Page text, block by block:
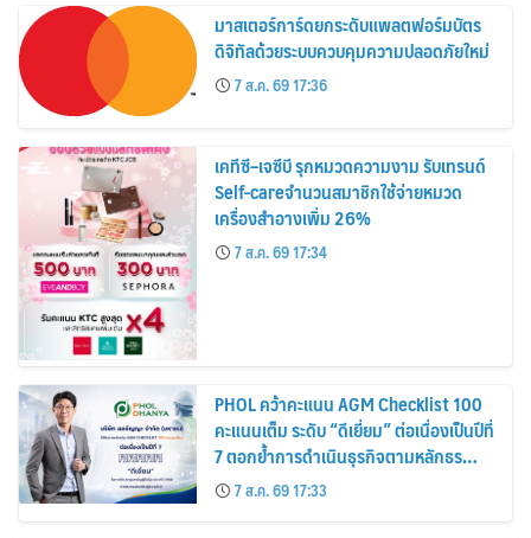
มาสเตอร์การ์ดยกระดับแพลตฟอร์มบัตร
ดิจิทัลด้วยระบบควบคุมความปลอดภัยใหม่
7 ส.ค. 69 17:36
เคทีซี–เจซีบี รุกหมวดความงาม รับเทรนด์
Self-careจำนวนสมาชิกใช้จ่ายหมวด
เครื่องสำอางเพิ่ม 26%
7 ส.ค. 69 17:34
PHOL คว้าคะแนน AGM Checklist 100
คะแนนเต็ม ระดับ “ดีเยี่ยม” ต่อเนื่องเป็นปีที่
7 ตอกย้ำการดำเนินธุรกิจตามหลักธร
รมาภิบาล โปร่งใส สร้างความเชื่อมั่นผู้ถือ
หุ้น
7 ส.ค. 69 17:33